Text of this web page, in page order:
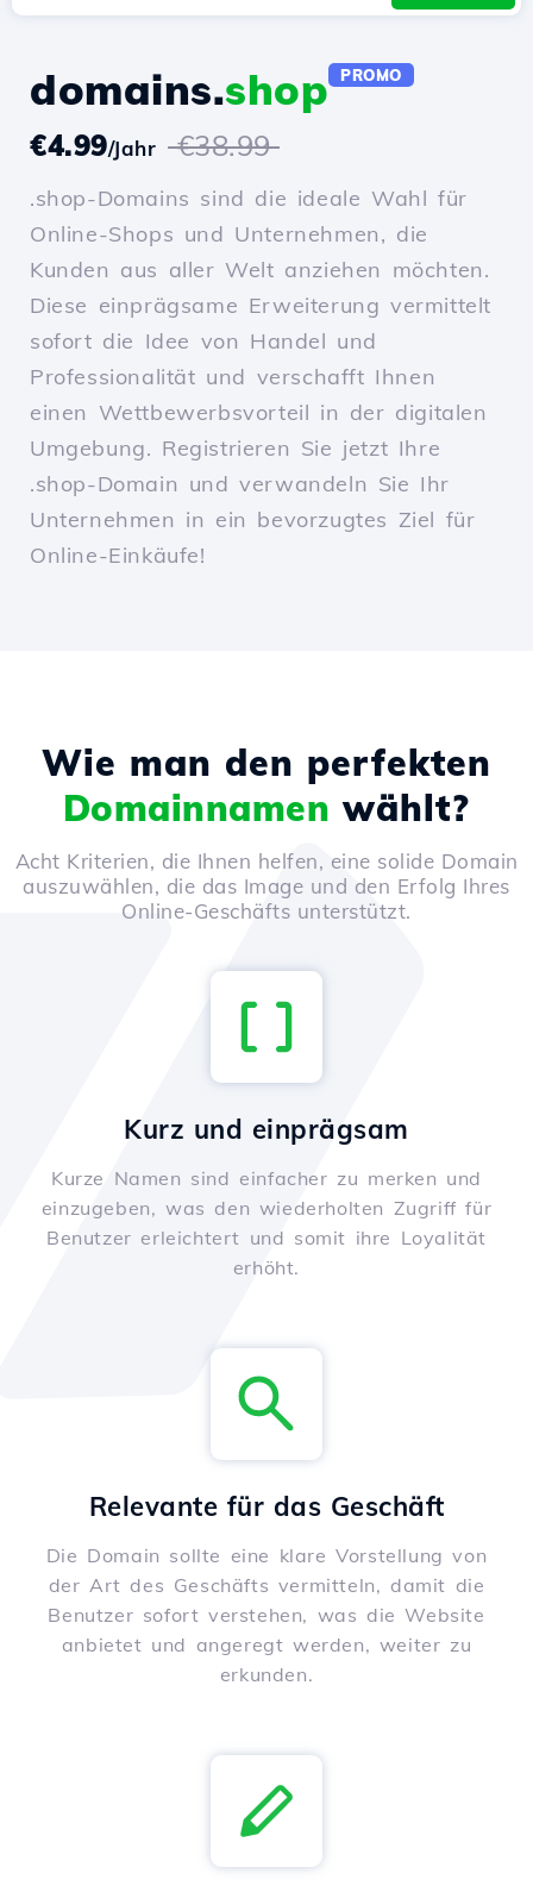
domains.shop PROMO
€4.99/Jahr €38.99
.shop-Domains sind die ideale Wahl für
Online-Shops und Unternehmen, die
Kunden aus aller Welt anziehen möchten.
Diese einprägsame Erweiterung vermittelt
sofort die Idee von Handel und
Professionalität und verschafft Ihnen
einen Wettbewerbsvorteil in der digitalen
Umgebung. Registrieren Sie jetzt Ihre
.shop-Domain und verwandeln Sie Ihr
Unternehmen in ein bevorzugtes Ziel für
Online-Einkäufe!
Wie man den perfekten
Domainnamen wählt?
Acht Kriterien, die Ihnen helfen, eine solide Domain
auszuwählen, die das Image und den Erfolg Ihres
Online-Geschäfts unterstützt.
Kurz und einprägsam
Kurze Namen sind einfacher zu merken und
einzugeben, was den wiederholten Zugriff für
Benutzer erleichtert und somit ihre Loyalität
erhöht.
Relevante für das Geschäft
Die Domain sollte eine klare Vorstellung von
der Art des Geschäfts vermitteln, damit die
Benutzer sofort verstehen, was die Website
anbietet und angeregt werden, weiter zu
erkunden.